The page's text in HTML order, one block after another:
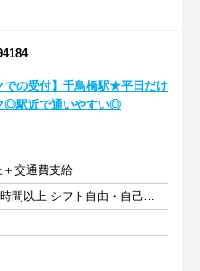
での受付】千鳥橋駅★平日だけ
◎駅近で通いやすい◎
交通費支給
週5日以上 1日4時間以上 シフト自由・自己申告